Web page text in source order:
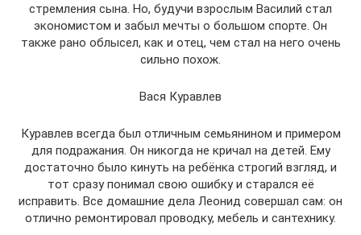
стремления сына. Но, будучи взрослым Василий стал
экономистом и забыл мечты о большом спорте. Он
также рано облысел, как и отец, чем стал на него очень
сильно похож.
Вася Куравлев
Куравлев всегда был отличным семьянином и примером
для подражания. Он никогда не кричал на детей. Ему
достаточно было кинуть на ребёнка строгий взгляд, и
тот сразу понимал свою ошибку и старался её
исправить. Все домашние дела Леонид совершал сам: он
отлично ремонтировал проводку, мебель и сантехнику.